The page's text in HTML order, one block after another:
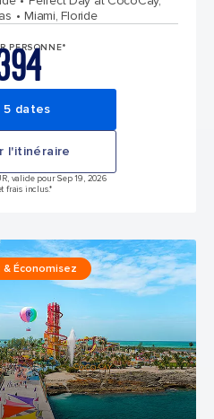
Miami, Floride
PERSONNE*
5 dates
l'itinéraire
valide pour Sep 19, 2026
frais inclus.*
& Économisez